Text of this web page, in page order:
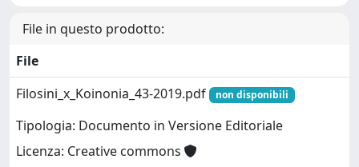
File in questo prodotto:
File
Filosini_x_Koinonia_43-2019.pdf
non disponibili
Tipologia: Documento in Versione Editoriale
Licenza: Creative commons